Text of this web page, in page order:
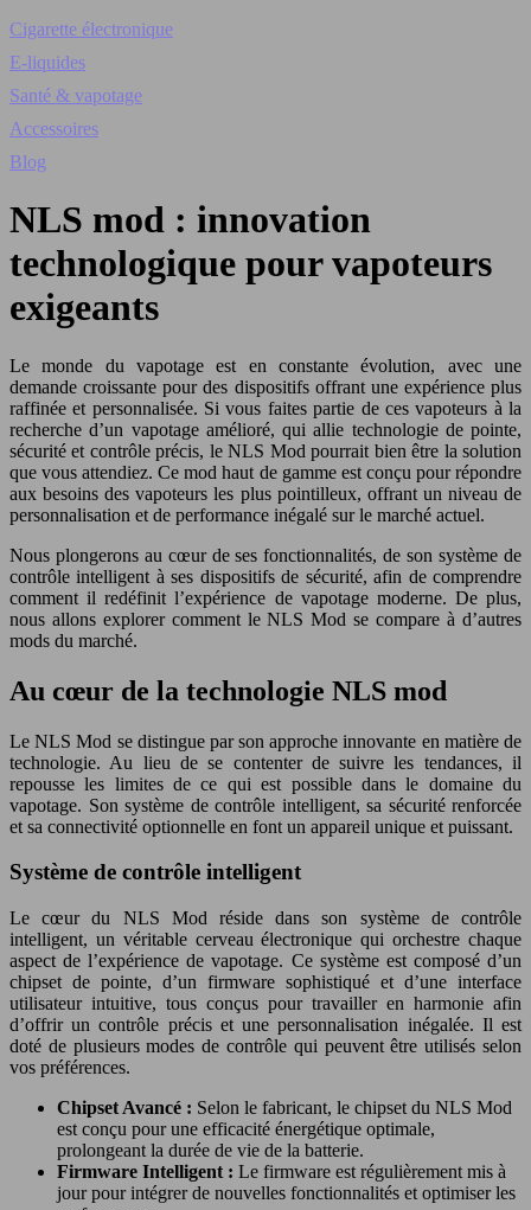
Cigarette électronique
E-liquides
Santé & vapotage
Accessoires
Blog
NLS mod : innovation
technologique pour vapoteurs
exigeants
Le monde du vapotage est en constante évolution, avec une
demande croissante pour des dispositifs offrant une expérience plus
raffinée et personnalisée. Si vous faites partie de ces vapoteurs à la
recherche d’un vapotage amélioré, qui allie technologie de pointe,
sécurité et contrôle précis, le NLS Mod pourrait bien être la solution
que vous attendiez. Ce mod haut de gamme est conçu pour répondre
aux besoins des vapoteurs les plus pointilleux, offrant un niveau de
personnalisation et de performance inégalé sur le marché actuel.
Nous plongerons au cœur de ses fonctionnalités, de son système de
contrôle intelligent à ses dispositifs de sécurité, afin de comprendre
comment il redéfinit l’expérience de vapotage moderne. De plus,
nous allons explorer comment le NLS Mod se compare à d’autres
mods du marché.
Au cœur de la technologie NLS mod
Le NLS Mod se distingue par son approche innovante en matière de
technologie. Au lieu de se contenter de suivre les tendances, il
repousse les limites de ce qui est possible dans le domaine du
vapotage. Son système de contrôle intelligent, sa sécurité renforcée
et sa connectivité optionnelle en font un appareil unique et puissant.
Système de contrôle intelligent
Le cœur du NLS Mod réside dans son système de contrôle
intelligent, un véritable cerveau électronique qui orchestre chaque
aspect de l’expérience de vapotage. Ce système est composé d’un
chipset de pointe, d’un firmware sophistiqué et d’une interface
utilisateur intuitive, tous conçus pour travailler en harmonie afin
d’offrir un contrôle précis et une personnalisation inégalée. Il est
doté de plusieurs modes de contrôle qui peuvent être utilisés selon
vos préférences.
Chipset Avancé : Selon le fabricant, le chipset du NLS Mod
est conçu pour une efficacité énergétique optimale,
prolongeant la durée de vie de la batterie.
Firmware Intelligent : Le firmware est régulièrement mis à
jour pour intégrer de nouvelles fonctionnalités et optimiser les